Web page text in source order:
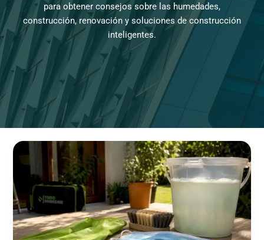
para obtener consejos sobre las humedades,
construcción, renovación y soluciones de construcción
inteligentes.
quitar
las
paredes:
guía
para
propietarios